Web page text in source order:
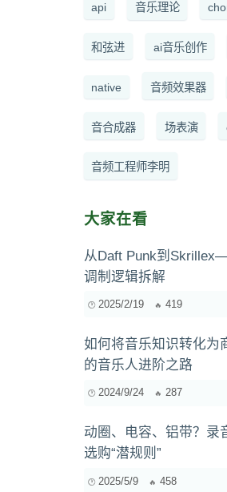
api 音乐理论
和弦进 ai音乐创作
native 音频效果器
音合成器 场表演
音频工程师李明
大家在看
从Daft Punk到
调制逻辑拆解
2025/2/19 419
如何将音乐知识转化为
的音乐人进阶之路
2024/9/24 287
动圈、电容、铝带？录
选购“潜规则”
2025/5/9 458